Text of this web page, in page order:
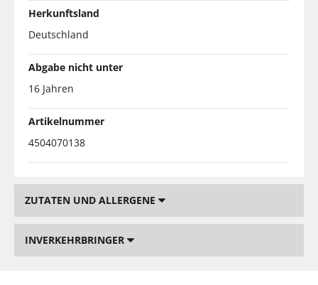
Herkunftsland
Deutschland
Abgabe nicht unter
16 Jahren
Artikelnummer
4504070138
ZUTATEN UND ALLERGENE
INVERKEHRBRINGER